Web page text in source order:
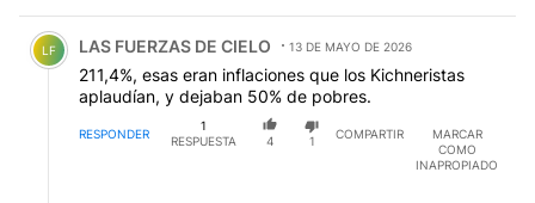
Comentario de LAS FUERZAS DE CIELO.
LF LAS FUERZAS DE CIELO 13 DE MAYO DE 2026
211,4%, esas eran inflaciones que los Kichneristas
aplaudían, y dejaban 50% de pobres.
RESPONDER
1
RESPUESTA
4 1
COMPARTIR
MARCAR
COMO
INAPROPIADO